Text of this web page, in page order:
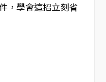
，學會這招立刻省